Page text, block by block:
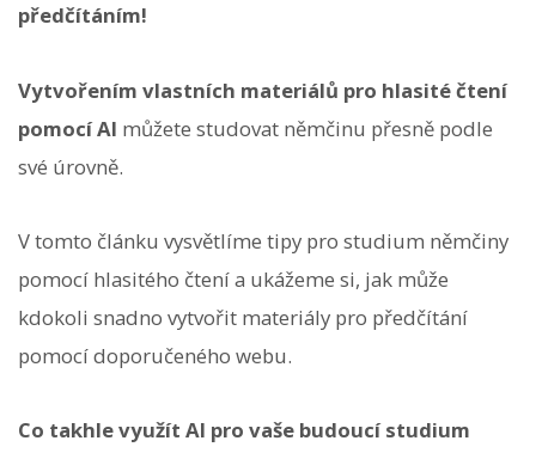
předčítáním!
Vytvořením vlastních materiálů pro hlasité čtení
pomocí AI můžete studovat němčinu přesně podle
své úrovně.
V tomto článku vysvětlíme tipy pro studium němčiny
pomocí hlasitého čtení a ukážeme si, jak může
kdokoli snadno vytvořit materiály pro předčítání
pomocí doporučeného webu.
Co takhle využít AI pro vaše budoucí studium